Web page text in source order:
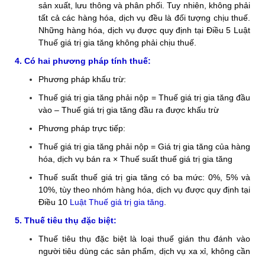
sản xuất, lưu thông và phân phối. Tuy nhiên, không phải
tất cả các hàng hóa, dịch vụ đều là đối tượng chịu thuế.
Những hàng hóa, dịch vụ được quy định tại Điều 5 Luật
Thuế giá trị gia tăng không phải chịu thuế.
4. Có hai phương pháp tính thuế:
Phương pháp khấu trừ:
Thuế giá trị gia tăng phải nộp = Thuế giá trị gia tăng đầu
vào – Thuế giá trị gia tăng đầu ra được khấu trừ
Phương pháp trực tiếp:
Thuế giá trị gia tăng phải nộp = Giá trị gia tăng của hàng
hóa, dịch vụ bán ra × Thuế suất thuế giá trị gia tăng
Thuế suất thuế giá trị gia tăng có ba mức: 0%, 5% và
10%, tùy theo nhóm hàng hóa, dịch vụ được quy định tại
Điều 10 Luật Thuế giá trị gia tăng
5. Thuế tiêu thụ đặc biệt:
Thuế tiêu thụ đặc biệt là loại thuế gián thu đánh vào
người tiêu dùng các sản phẩm, dịch vụ xa xỉ, không cần